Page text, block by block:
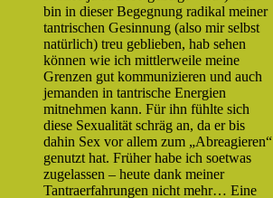
bin in dieser Begegnung radikal meiner
tantrischen Gesinnung (also mir selbst
natürlich) treu geblieben, hab sehen
können wie ich mittlerweile meine
Grenzen gut kommunizieren und auch
jemanden in tantrische Energien
mitnehmen kann. Für ihn fühlte sich
diese Sexualität schräg an, da er bis
dahin Sex vor allem zum „Abreagieren“
genutzt hat. Früher habe ich soetwas
zugelassen – heute dank meiner
Tantraerfahrungen nicht mehr… Eine